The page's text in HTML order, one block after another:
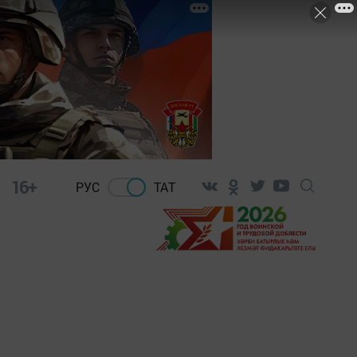
16+ РУС ТАТ